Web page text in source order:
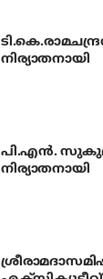
നിര്യാതനായി
പി.എന്‍.
നിര്യാതനായി